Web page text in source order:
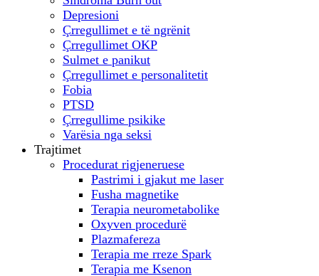
Depresioni
Çrregullimet e të ngrënit
Çrregullimet OKP
Sulmet e panikut
Çrregullimet e personalitetit
Fobia
PTSD
Çrregullime psikike
Varësia nga seksi
Trajtimet
Procedurat rigjeneruese
Pastrimi i gjakut me laser
Fusha magnetike
Terapia neurometabolike
Oxyven procedurë
Plazmafereza
Terapia me rreze Spark
Terapia me Ksenon